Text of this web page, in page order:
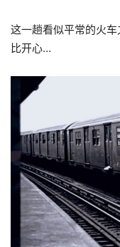
这一趟看似平常的火
比开心…